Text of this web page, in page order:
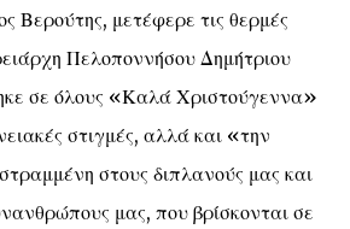
Βερούτης, μετέφερε τις θερμές
Πελοποννήσου Δημήτριου
σε όλους «Καλά Χριστούγεννα»
στιγμές, αλλά και «την
στους διπλανούς μας και
μας, που βρίσκονται σε